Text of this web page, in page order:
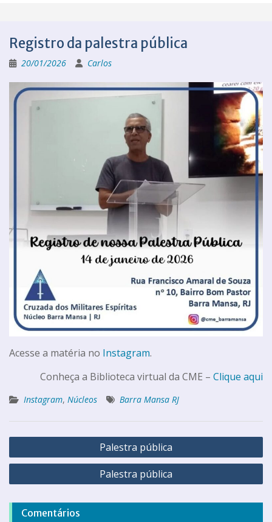
Registro da palestra pública
20/01/2026 Carlos
Acesse a matéria no Instagram.
Conheça a Biblioteca virtual da CME – Clique aqui
Instagram, Núcleos Barra Mansa RJ
Palestra pública
Palestra pública
Comentários